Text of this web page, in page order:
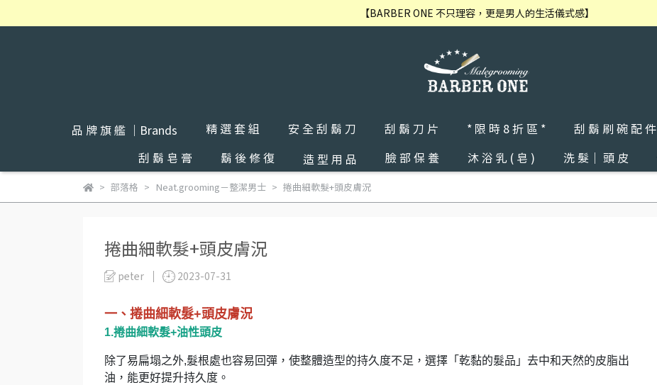
【BARBER ONE 不只理容，更是男人的生活儀式感】
品 牌 旗 艦 ｜Brands 精 選 套 組 安 全 刮 鬍 刀 刮 鬍 刀 片 * 限 時 8 折 區 * 刮 鬍 刷 碗 配 件
刮 鬍 皂 膏
鬍 後 修 復 造 型 用 品 臉 部 保 養 沐 浴 乳 ( 皂 ) 洗 髮｜ 頭 皮
部落格 Neat.grooming－整潔男士 捲曲細軟髮+頭皮膚況
捲曲細軟髮+頭皮膚況
peter 2023-07-31
一 、捲曲細軟髮+頭皮膚況
1.捲曲細軟髮+油性頭皮
除了易扁塌之外,髮根處也容易回彈，使整體造型的持久度不足，選擇「乾黏的髮品」去中和天然的皮脂出
油，能更好提升持久度。